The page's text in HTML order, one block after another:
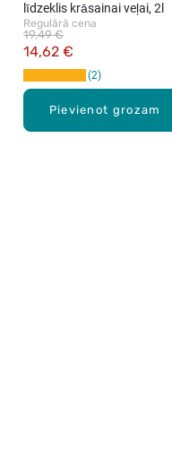
Pievienot grozam
līdzeklis krāsainai veļai, 2l
Regulārā cena
14,62 €
19,49 €
2